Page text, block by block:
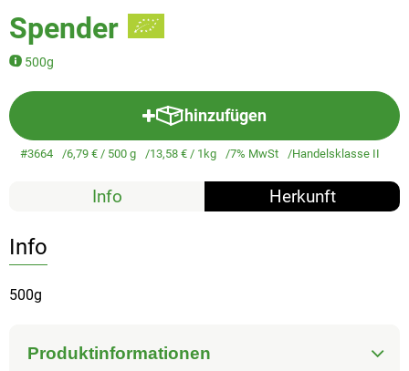
Über uns
Spender
500g
hinzufügen
Produkt zum Warenkorb
#3664 6,79 € / 500 g 13,58 € / 1kg 7% MwSt Handelsklasse II
Info Herkunft
Info
500g
Produktinformationen